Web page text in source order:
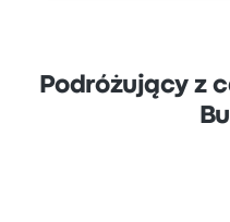
Podróżujący z